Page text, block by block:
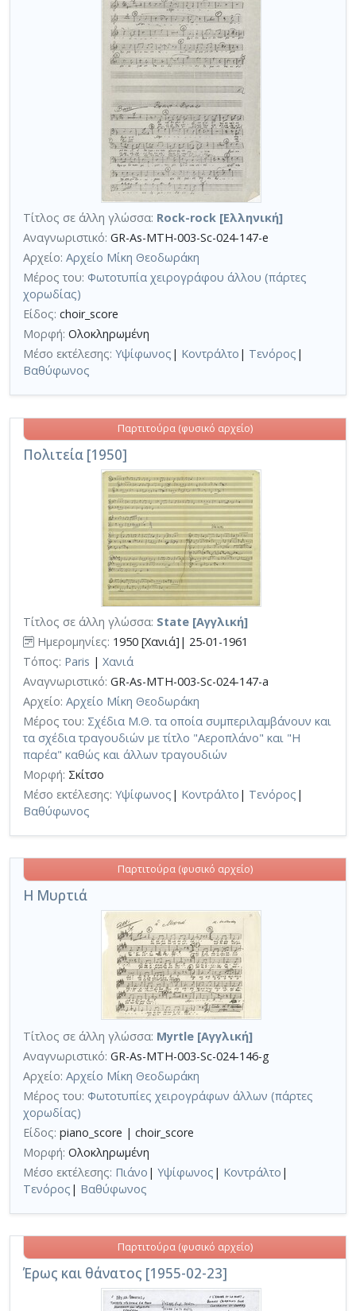
Τίτλος σε άλλη γλώσσα: Rock-rock [Ελληνική]
Αναγνωριστικό: GR-As-MTH-003-Sc-024-147-e
Αρχείο: Αρχείο Μίκη Θεοδωράκη
Μέρος του: Φωτοτυπία χειρογράφου άλλου (πάρτες
χορωδίας)
Είδος: choir_score
Μορφή: Ολοκληρωμένη
Μέσο εκτέλεσης: Υψίφωνος | Κοντράλτο | Τενόρος |
Βαθύφωνος
Πολιτεία [1950]
Παρτιτούρα (φυσικό αρχείο)
Τίτλος σε άλλη γλώσσα: State [Αγγλική]
Ημερομηνίες: 1950 [Χανιά]| 25-01-1961
Τόπος: Paris | Χανιά
Αναγνωριστικό: GR-As-MTH-003-Sc-024-147-a
Αρχείο: Αρχείο Μίκη Θεοδωράκη
Μέρος του: Σχέδια Μ.Θ. τα οποία συμπεριλαμβάνουν και
τα σχέδια τραγουδιών με τίτλο "Αεροπλάνο" και "Η
παρέα" καθώς και άλλων τραγουδιών
Μορφή: Σκίτσο
Μέσο εκτέλεσης: Υψίφωνος | Κοντράλτο | Τενόρος |
Βαθύφωνος
Η Μυρτιά
Παρτιτούρα (φυσικό αρχείο)
Τίτλος σε άλλη γλώσσα: Myrtle [Αγγλική]
Αναγνωριστικό: GR-As-MTH-003-Sc-024-146-g
Αρχείο: Αρχείο Μίκη Θεοδωράκη
Μέρος του: Φωτοτυπίες χειρογράφων άλλων (πάρτες
χορωδίας)
Είδος: piano_score | choir_score
Μορφή: Ολοκληρωμένη
Μέσο εκτέλεσης: Πιάνο | Υψίφωνος | Κοντράλτο |
Τενόρος | Βαθύφωνος
Έρως και θάνατος [1955-02-23]
Παρτιτούρα (φυσικό αρχείο)